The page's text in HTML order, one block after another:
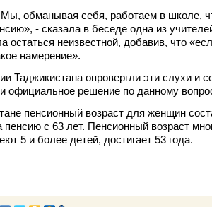
Мы, обманывая себя, работаем в школе,
- сказала в беседе одна из
неизвестной, добавив, что
намерение».
Таджикистана опровергли эти слухи и
официальное решение по данному
пенсионный возраст для женщин
с 63 лет. Пенсионный возраст
5 и более детей, достигает 53 года.